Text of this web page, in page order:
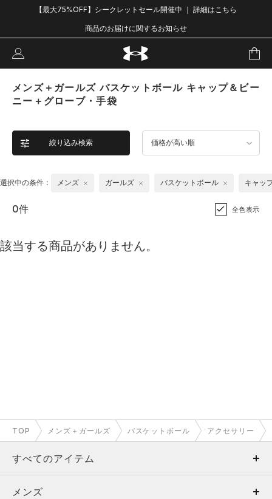
【最大75%OFF】シークレットセール開催中 ｜ 詳細はこちら
商品のお届けに関するお知らせ
メンズ＋ガールズ バスケットボール キャップ＆ビー
ニー＋グローブ・手袋
絞り込み検索 価格が高い順
選択中の条件： メンズ ガールズ バスケットボール キャッ
0件 全色表示
該当する商品がありません。
TOP メンズ＋ガールズ バスケットボール アクセサリー
すべてのアイテム
メンズ
メンズ